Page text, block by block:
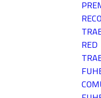
RED